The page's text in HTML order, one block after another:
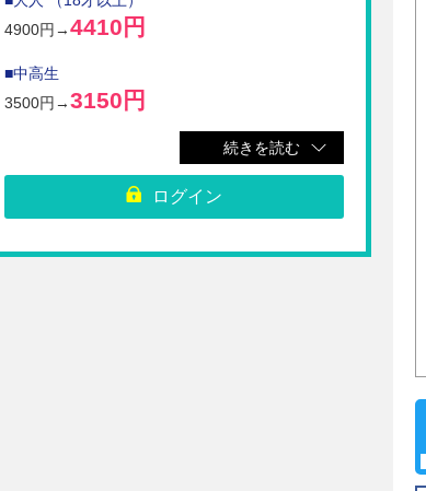
4900円→4410円
■中高生
3500円→3150円
3000円→2700円
※無料施設・有料施設・温浴施設・遊戯施設（弓矢・手
す。
続きを読む
ログイン